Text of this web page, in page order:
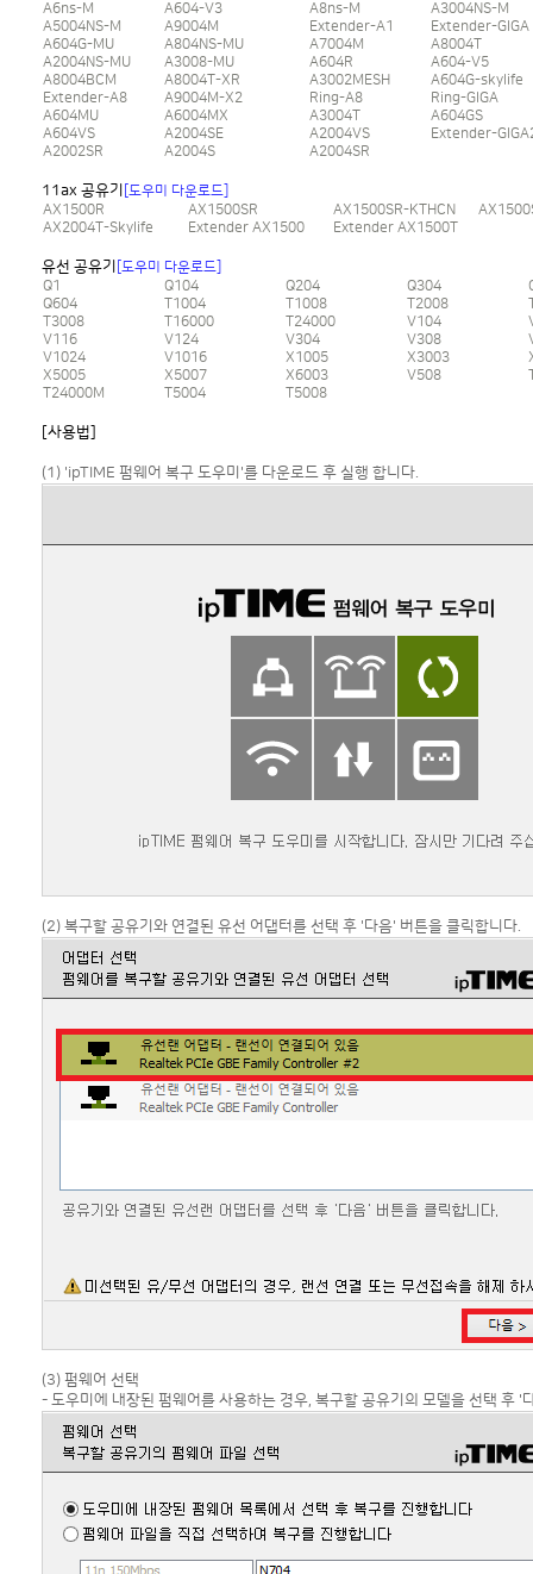
A6ns-M
A604-V3 A8ns-M
A3004NS-M
A5004NS-M
A9004M Extender-A1
Extender-GIGA
A604G-MU
A804NS-MU A7004M
A8004T
A2004NS-MU
A3008-MU A604R
A604-V5
A8004BCM
A8004T-XR A3002MESH
A604G-skylife
Extender-A8
A9004M-X2 Ring-A8
Ring-GIGA
A604MU
A6004MX A3004T
A604GS
A604VS
A2004SE A2004VS
Extender-
A2002SR
A2004S A2004SR
11ax 공유기
[도우미 다운로드]
AX1500R
AX1500SR AX1500SR-KTHCN
AX2004T-Skylife
Extender AX1500 Extender AX1500T
유선 공유기
[도우미 다운로드]
Q1
Q104 Q204 Q304
Q604
T1004 T1008 T2008
T3008
T16000 T24000 V104
V116
V124 V304 V308
V1024
V1016 X1005 X3003
X5005
X5007 X6003 V508
T24000M
T5004 T5008
[사용법]
(1) 'ipTIME 펌웨어 복구 도우미'를 다운로드 후 실행 합니다.
(2) 복구할 공유기와 연결된 유선 어댑터를 선택 후 '다음' 버튼을 클릭합니다.
(3) 펌웨어 선택
- 도우미에 내장된 펌웨어를 사용하는 경우, 복구할 공유기의 모델을 선택 후 '